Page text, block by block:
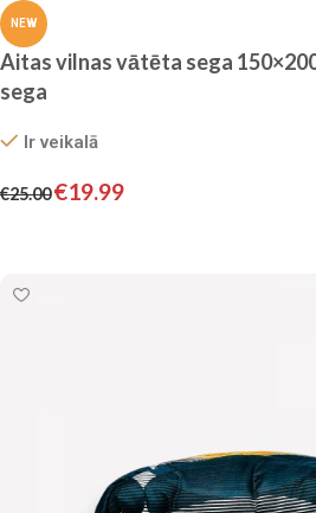
NEW
Aitas vilnas vātēta sega
sega
Ir veikalā
€25.00€19.99